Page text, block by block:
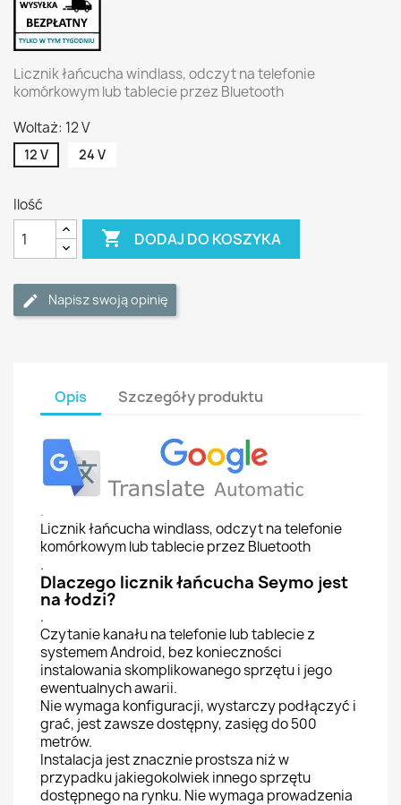
Licznik łańcucha windlass, odczyt na telefonie
komórkowym lub tablecie przez Bluetooth
Woltaż: 12 V
12 V 24 V
Ilość
 DODAJ DO KOSZYKA
Napisz swoją opinię
Opis Szczegóły produktu
.
Licznik łańcucha windlass, odczyt na telefonie
komórkowym lub tablecie przez Bluetooth
.
Dlaczego licznik łańcucha Seymo jest
na łodzi?
.
Czytanie kanału na telefonie lub tablecie z
systemem Android, bez konieczności
instalowania skomplikowanego sprzętu i jego
ewentualnych awarii.
Nie wymaga konfiguracji, wystarczy podłączyć i
grać, jest zawsze dostępny, zasięg do 500
metrów.
Instalacja jest znacznie prostsza niż w
przypadku jakiegokolwiek innego sprzętu
dostępnego na rynku. Nie wymaga prowadzenia